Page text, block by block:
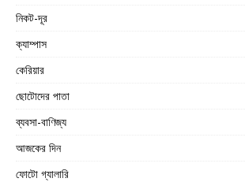
নিকট-দূর
ক্যাম্পাস
কেরিয়ার
ছোটোদের পাতা
ব্যবসা-বাণিজ্য
আজকের দিন
ফোটো গ্যালারি